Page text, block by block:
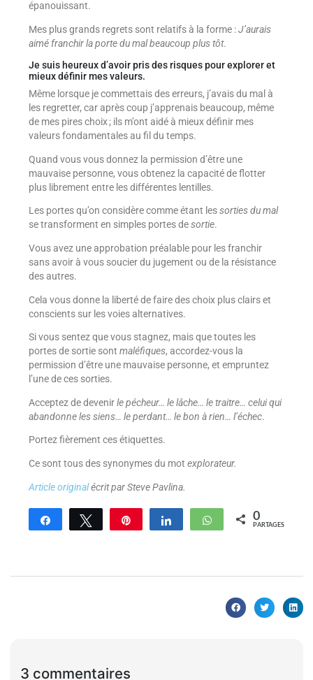
épanouissant.
Mes plus grands regrets sont relatifs à la forme :J’aurais
aimé franchir la porte du mal beaucoup plus tôt.
Je suis heureux d’avoir pris des risques pour explorer et
mieux définir mes valeurs.
Même lorsque je commettais des erreurs, j’avais du mal à
les regretter, car après coup j’apprenais beaucoup, même
de mes pires choix ; ils m’ont aidé à mieux définir mes
valeurs fondamentales au fil du temps.
Quand vous vous donnez la permission d’être une
mauvaise personne, vous obtenez la capacité de flotter
plus librement entre les différentes lentilles.
Les portes qu’on considère comme étant lessorties du mal
se transforment en simples portes desortie.
Vous avez une approbation préalable pour les franchir
sans avoir à vous soucier du jugement ou de la résistance
des autres.
Cela vous donne la liberté de faire des choix plus clairs et
conscients sur les voies alternatives.
Si vous sentez que vous stagnez, mais que toutes les
portes de sortie sont maléfiques, accordez-vous la
permission d’être une mauvaise personne, et empruntez
l’une de ces sorties.
Acceptez de devenirle pécheur… le lâche… le traitre… celui qui
abandonne les siens… le perdant… le bon à rien… l’échec.
Portez fièrement ces étiquettes.
Ce sont tous des synonymes du mot explorateur.
Article originalécrit par Steve Pavlina.
Partagez Tweetez Enregistrer Partagez WhatsApp
0
PARTAGES
3 commentaires